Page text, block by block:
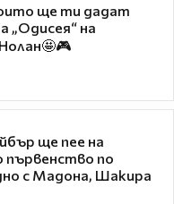
ще ти дадат
„Одисея“ на
ще пее на
по
с Мадона, Шакира